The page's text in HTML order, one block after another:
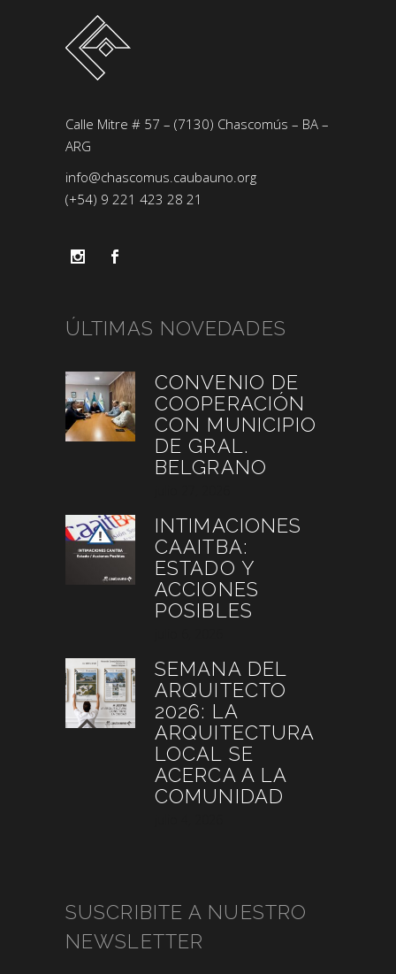
Calle Mitre # 57 – (7130) Chascomús – BA –
ARG
info@chascomus.caubauno.org
(+54) 9 221 423 28 21
ÚLTIMAS NOVEDADES
CONVENIO DE
COOPERACIÓN
CON MUNICIPIO
DE GRAL.
BELGRANO
INTIMACIONES
CAAITBA:
ESTADO Y
ACCIONES
POSIBLES
SEMANA DEL
ARQUITECTO
2026: LA
ARQUITECTURA
LOCAL SE
ACERCA A LA
COMUNIDAD
SUSCRIBITE A NUESTRO
NEWSLETTER